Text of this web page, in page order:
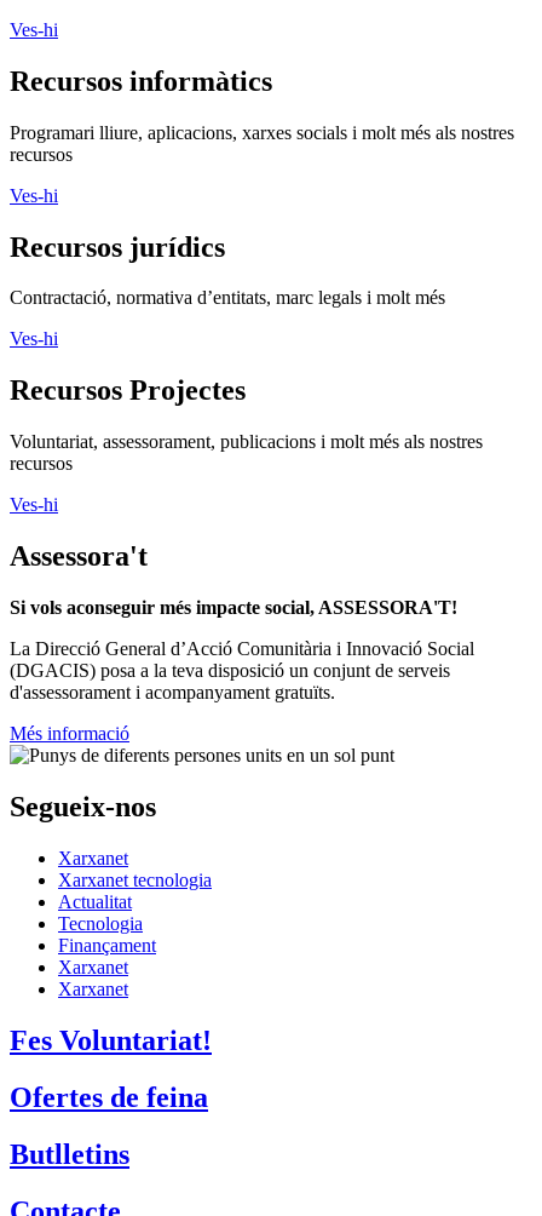
Ves-hi
Recursos informàtics
Programari lliure, aplicacions, xarxes socials i molt més als nostres
recursos
Ves-hi
Recursos jurídics
Contractació, normativa d’entitats, marc legals i molt més
Ves-hi
Recursos Projectes
Voluntariat, assessorament, publicacions i molt més als nostres
recursos
Ves-hi
Assessora't
Si vols aconseguir més impacte social, ASSESSORA'T!
La Direcció General d’Acció Comunitària i Innovació Social
(DGACIS) posa a la teva disposició un conjunt de serveis
d'assessorament i acompanyament gratuïts.
Més informació
Segueix-nos
Xarxanet
Xarxanet tecnologia
Actualitat
Tecnologia
Finançament
Xarxanet
Xarxanet
Fes Voluntariat!
Ofertes de feina
Butlletins